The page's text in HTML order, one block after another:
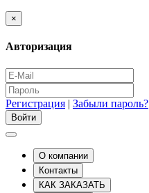
×
Авторизация
Регистрация | Забыли пароль?
О компании
Контакты
КАК ЗАКАЗАТЬ